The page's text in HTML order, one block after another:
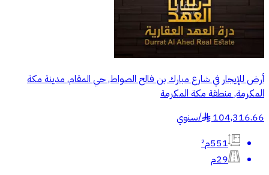
أرض للإيجار في شارع مبارك بن فالح الصواط, حي المقام, مدينة مكة
المكرمة, منطقة مكة المكرمة
104,316.66
§
/سنوي
551م²
29م